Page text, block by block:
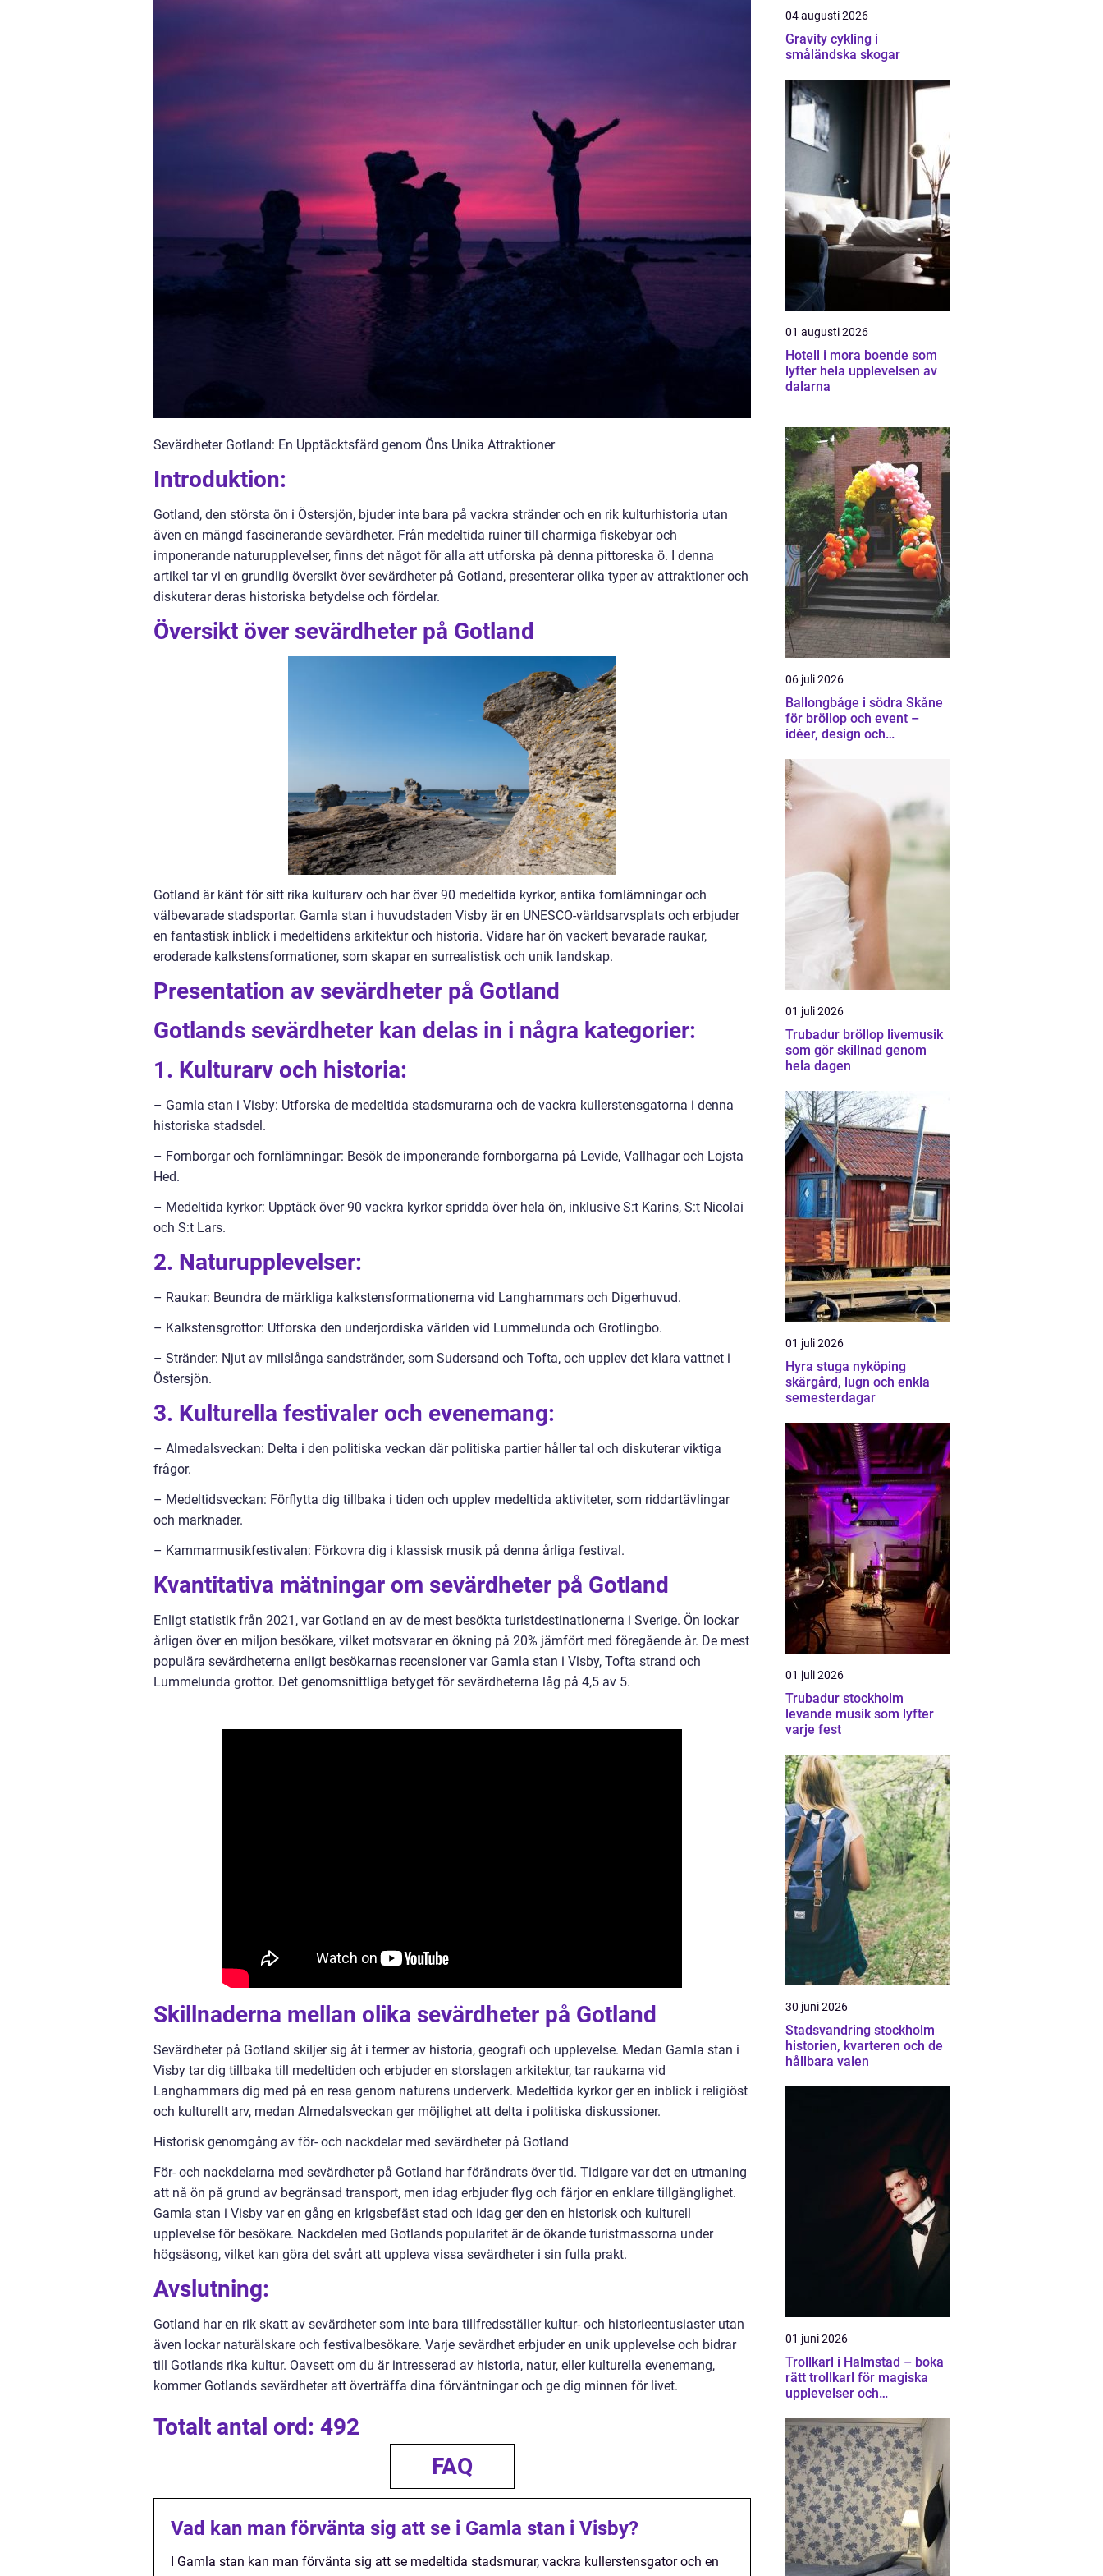
Sevärdheter Gotland: En Upptäcktsfärd genom Öns Unika Attraktioner
Introduktion:
Gotland, den största ön i Östersjön, bjuder inte bara på vackra stränder och en rik kulturhistoria utan
även en mängd fascinerande sevärdheter. Från medeltida ruiner till charmiga fiskebyar och
imponerande naturupplevelser, finns det något för alla att utforska på denna pittoreska ö. I denna
artikel tar vi en grundlig översikt över sevärdheter på Gotland, presenterar olika typer av attraktioner och
diskuterar deras historiska betydelse och fördelar.
Översikt över sevärdheter på Gotland
Gotland är känt för sitt rika kulturarv och har över 90 medeltida kyrkor, antika fornlämningar och
välbevarade stadsportar. Gamla stan i huvudstaden Visby är en UNESCO-världsarvsplats och erbjuder
en fantastisk inblick i medeltidens arkitektur och historia. Vidare har ön vackert bevarade raukar,
eroderade kalkstensformationer, som skapar en surrealistisk och unik landskap.
Presentation av sevärdheter på Gotland
Gotlands sevärdheter kan delas in i några kategorier:
1. Kulturarv och historia:
– Gamla stan i Visby: Utforska de medeltida stadsmurarna och de vackra kullerstensgatorna i denna
historiska stadsdel.
– Fornborgar och fornlämningar: Besök de imponerande fornborgarna på Levide, Vallhagar och Lojsta
Hed.
– Medeltida kyrkor: Upptäck över 90 vackra kyrkor spridda över hela ön, inklusive S:t Karins, S:t Nicolai
och S:t Lars.
2. Naturupplevelser:
– Raukar: Beundra de märkliga kalkstensformationerna vid Langhammars och Digerhuvud.
– Kalkstensgrottor: Utforska den underjordiska världen vid Lummelunda och Grotlingbo.
– Stränder: Njut av milslånga sandstränder, som Sudersand och Tofta, och upplev det klara vattnet i
Östersjön.
3. Kulturella festivaler och evenemang:
– Almedalsveckan: Delta i den politiska veckan där politiska partier håller tal och diskuterar viktiga
frågor.
– Medeltidsveckan: Förflytta dig tillbaka i tiden och upplev medeltida aktiviteter, som riddartävlingar
och marknader.
– Kammarmusikfestivalen: Förkovra dig i klassisk musik på denna årliga festival.
Kvantitativa mätningar om sevärdheter på Gotland
Enligt statistik från 2021, var Gotland en av de mest besökta turistdestinationerna i Sverige. Ön lockar
årligen över en miljon besökare, vilket motsvarar en ökning på 20% jämfört med föregående år. De mest
populära sevärdheterna enligt besökarnas recensioner var Gamla stan i Visby, Tofta strand och
Lummelunda grottor. Det genomsnittliga betyget för sevärdheterna låg på 4,5 av 5.
Skillnaderna mellan olika sevärdheter på Gotland
Sevärdheter på Gotland skiljer sig åt i termer av historia, geografi och upplevelse. Medan Gamla stan i
Visby tar dig tillbaka till medeltiden och erbjuder en storslagen arkitektur, tar raukarna vid
Langhammars dig med på en resa genom naturens underverk. Medeltida kyrkor ger en inblick i religiöst
och kulturellt arv, medan Almedalsveckan ger möjlighet att delta i politiska diskussioner.
Historisk genomgång av för- och nackdelar med sevärdheter på Gotland
För- och nackdelarna med sevärdheter på Gotland har förändrats över tid. Tidigare var det en utmaning
att nå ön på grund av begränsad transport, men idag erbjuder flyg och färjor en enklare tillgänglighet.
Gamla stan i Visby var en gång en krigsbefäst stad och idag ger den en historisk och kulturell
upplevelse för besökare. Nackdelen med Gotlands popularitet är de ökande turistmassorna under
högsäsong, vilket kan göra det svårt att uppleva vissa sevärdheter i sin fulla prakt.
Avslutning:
Gotland har en rik skatt av sevärdheter som inte bara tillfredsställer kultur- och historieentusiaster utan
även lockar naturälskare och festivalbesökare. Varje sevärdhet erbjuder en unik upplevelse och bidrar
till Gotlands rika kultur. Oavsett om du är intresserad av historia, natur, eller kulturella evenemang,
kommer Gotlands sevärdheter att överträffa dina förväntningar och ge dig minnen för livet.
Totalt antal ord: 492
FAQ
Vad kan man förvänta sig att se i Gamla stan i Visby?
I Gamla stan kan man förvänta sig att se medeltida stadsmurar, vackra kullerstensgator och en
04 augusti 2026
Gravity cykling i
småländska skogar
01 augusti 2026
Hotell i mora boende som
lyfter hela upplevelsen av
dalarna
06 juli 2026
Ballongbåge i södra Skåne
för bröllop och event –
idéer, design och
01 juli 2026
Trubadur bröllop livemusik
som gör skillnad genom
hela dagen
01 juli 2026
Hyra stuga nyköping
skärgård, lugn och enkla
semesterdagar
01 juli 2026
Trubadur stockholm
levande musik som lyfter
varje fest
30 juni 2026
Stadsvandring stockholm
historien, kvarteren och de
hållbara valen
01 juni 2026
Trollkarl i Halmstad – boka
rätt trollkarl för magiska
upplevelser och